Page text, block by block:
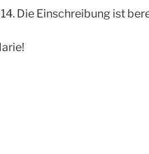
Die Einschreibung ist